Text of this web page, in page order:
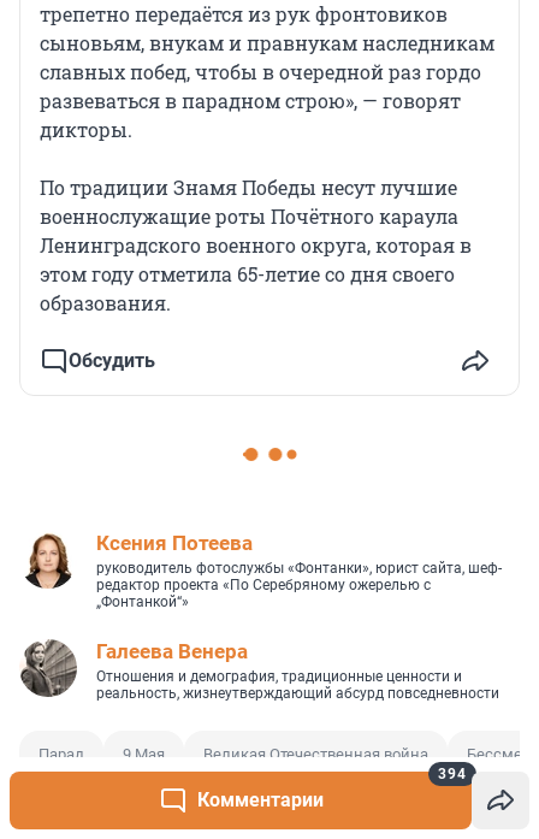
Комментарии
394
трепетно передаётся из рук фронтовиков
сыновьям, внукам и правнукам наследникам
славных побед, чтобы в очередной раз гордо
развеваться в парадном строю», — говорят
дикторы.
По традиции Знамя Победы несут лучшие
военнослужащие роты Почётного караула
Ленинградского военного округа, которая в
этом году отметила 65-летие со дня своего
образования.
Обсудить
Ксения Потеева
руководитель фотослужбы «Фонтанки», юрист сайта, шеф-
редактор проекта «По Серебряному ожерелью с
„Фонтанкой“»
Галеева Венера
Отношения и демография, традиционные ценности и
реальность, жизнеутверждающий абсурд повседневности
Парад 9 Мая Великая Отечественная война
Получай награды за комментарии и другие